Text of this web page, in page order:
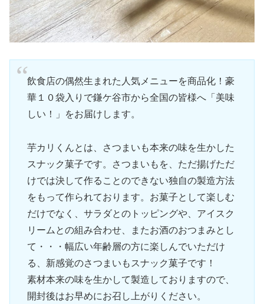
飲食店の偶然生まれた人気メニューを商品化！豪
華１０袋入りで鎌ケ谷市から全国の皆様へ「美味
しい！」をお届けします。
芋カリくんとは、さつまいも本来の味を生かした
スナック菓子です。さつまいもを、ただ揚げただ
けでは決して作ることのできない独自の製造方法
をもって作られております。お菓子として楽しむ
だけでなく、サラダとのトッピングや、アイスク
リームとの組み合わせ、またお酒のおつまみとし
て・・・幅広い年齢層の方に楽しんでいただけ
る、新感覚のさつまいもスナック菓子です！
素材本来の味を生かして製造しておりますので、
開封後はお早めにお召し上がりください。